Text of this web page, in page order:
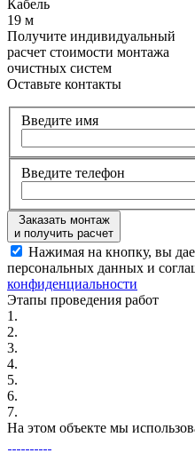
Кабель
19 м
Получите индивидуальный
расчет стоимости монтажа
очистных систем
Оставьте контакты
Введите имя
Введите телефон
Заказать монтаж
и получить расчет
Нажимая на кнопку, вы
персональных данных и
конфиденциальности
Этапы проведения работ
1.
2.
3.
4.
5.
6.
7.
На этом объекте мы